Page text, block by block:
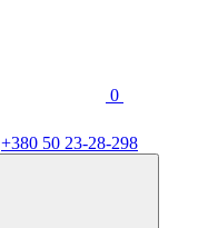
0
+380 50 23-28-298